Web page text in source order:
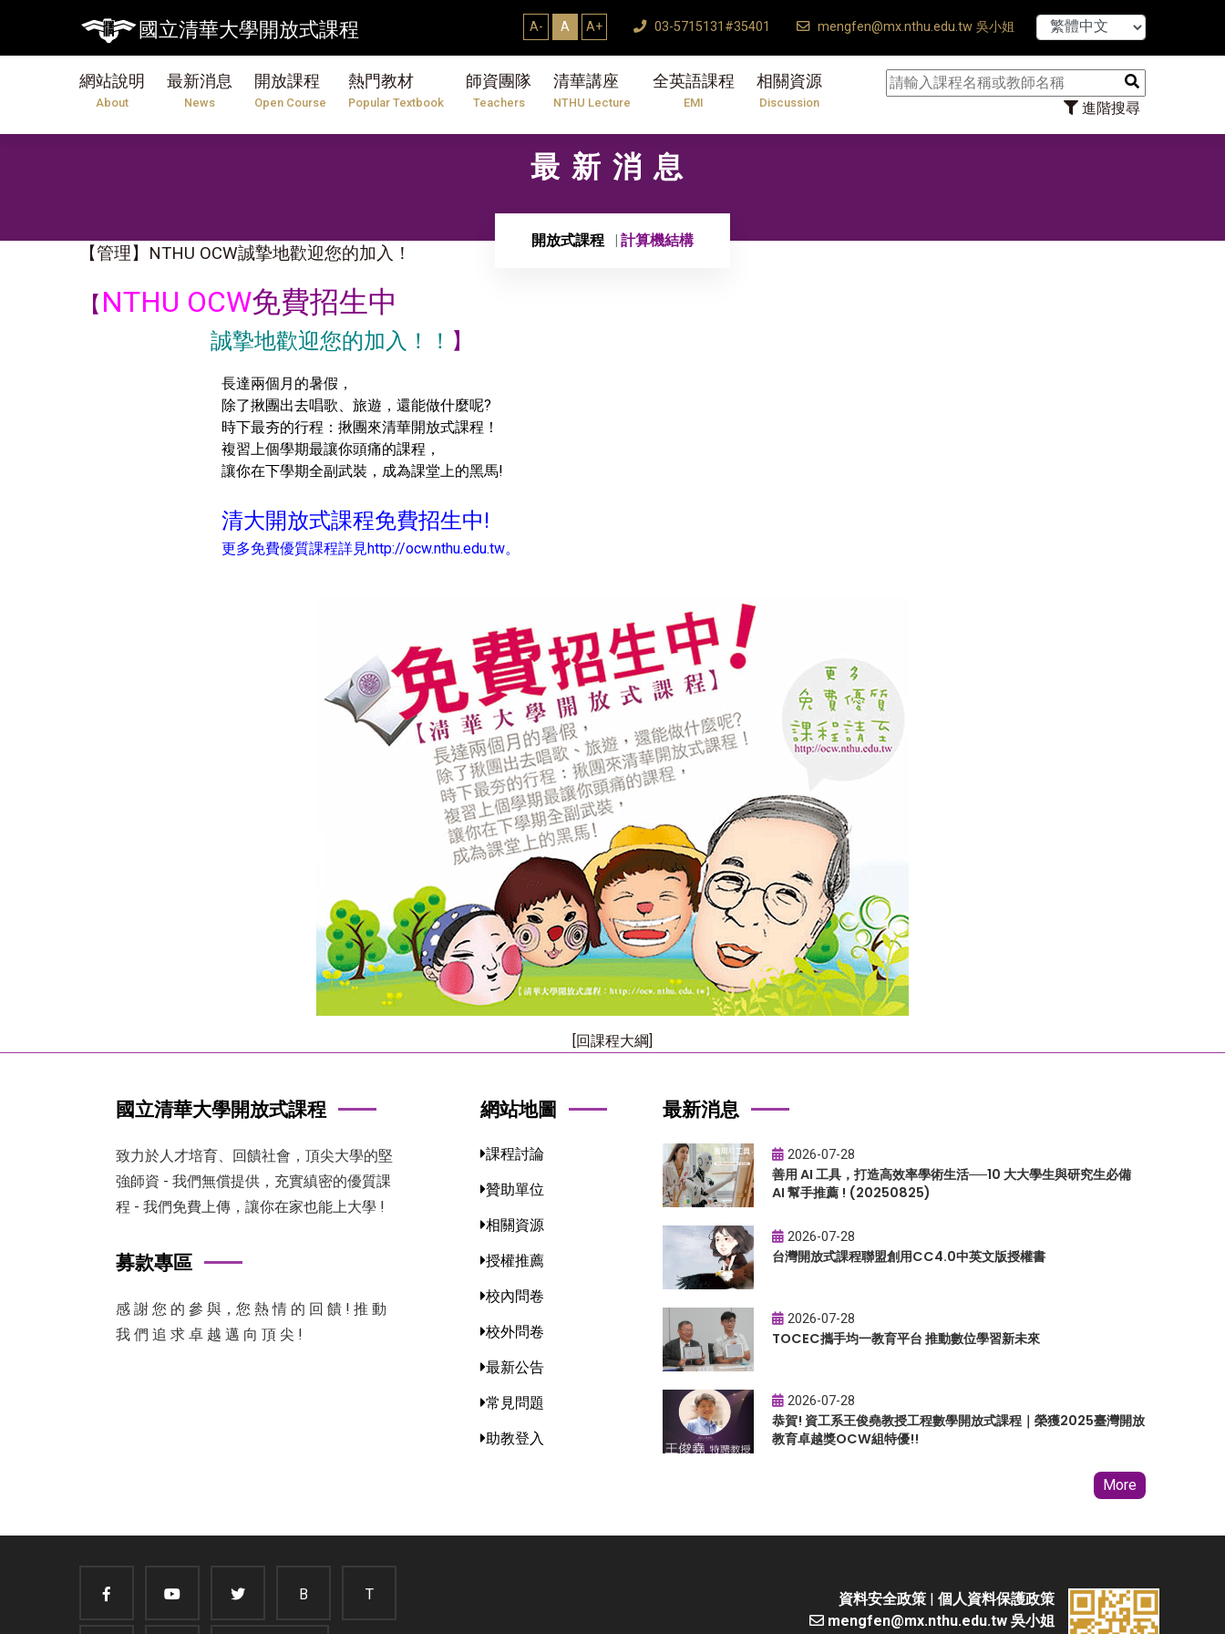
國立清華大學開放式課程 A- A A+ 03-5715131#35401 mengfen@mx.nthu.edu.tw 吳小姐
網站說明
About
最新消息
News
開放課程
Open Course
熱門教材
Popular Textbook
師資團隊
Teachers
清華講座
NTHU Lecture
全英語課程
EMI
相關資源
Discussion 進階搜尋
【7/31
最新消息
開放式課程 計算機結構
【管理】NTHU OCW誠摯地歡迎您的加入！
【 NTHU OCW免費招生中
誠摯地歡迎您的加入！！ 】
長達兩個月的暑假，
除了揪團出去唱歌、旅遊，還能做什麼呢?
時下最夯的行程：揪團來清華開放式課程！
複習上個學期最讓你頭痛的課程，
讓你在下學期全副武裝，成為課堂上的黑馬!
清大開放式課程免費招生中!
更多免費優質課程詳見http://ocw.nthu.edu.tw。
[回課程大綱]
國立清華大學開放式課程
致力於人才培育、回饋社會，頂尖大學的堅
強師資 - 我們無償提供，充實縝密的優質課
程 - 我們免費上傳，讓你在家也能上大學 !
募款專區
感 謝 您 的 參 與，您 熱 情 的 回 饋 ! 推 動
我 們 追 求 卓 越 邁 向 頂 尖 !
網站地圖
課程討論
贊助單位
相關資源
授權推薦
校內問卷
校外問卷
最新公告
常見問題
助教登入
最新消息
2026-07-28
善用 AI 工具，打造高效率學術生活──10 大大學生與研究生必備
AI 幫手推薦 ! (20250825)
2026-07-28
台灣開放式課程聯盟創用CC4.0中英文版授權書
2026-07-28
TOCEC攜手均一教育平台 推動數位學習新未來
2026-07-28
恭賀! 資工系王俊堯教授工程數學開放式課程｜榮獲2025臺灣開放
教育卓越獎OCW組特優!!
More
B T 資料安全政策 | 個人資料保護政策
mengfen@mx.nthu.edu.tw 吳小姐